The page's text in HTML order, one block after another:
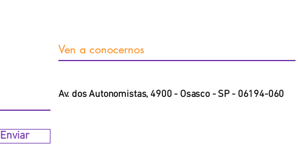
Enviar
Ven a conocernos
​Av. dos Autonomistas, 4900 - Osasco - SP - 06194-060